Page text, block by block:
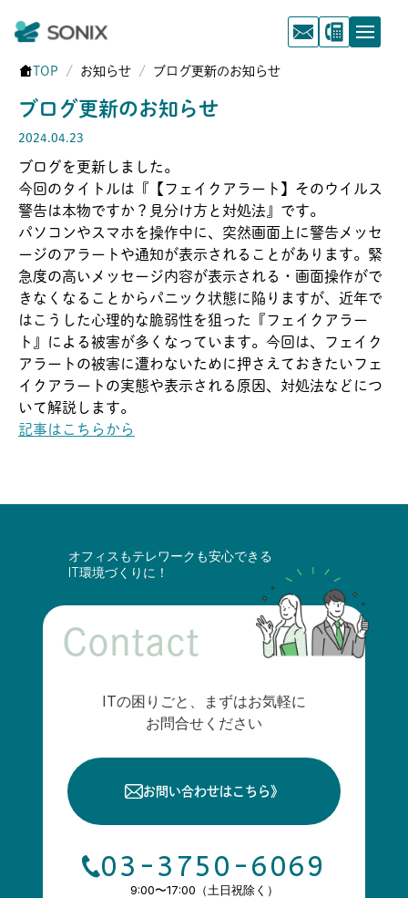
TOP お知らせ ブログ更新のお知らせ
ブログ更新のお知らせ
2024.04.23
ブログを更新しました。
今回のタイトルは『【フェイクアラート】そのウイルス
警告は本物ですか？見分け方と対処法』です。
パソコンやスマホを操作中に、突然画面上に警告メッセ
ージのアラートや通知が表示されることがあります。緊
急度の高いメッセージ内容が表示される・画面操作がで
きなくなることからパニック状態に陥りますが、近年で
はこうした心理的な脆弱性を狙った『フェイクアラー
ト』による被害が多くなっています。今回は、フェイク
アラートの被害に遭わないために押さえておきたいフェ
イクアラートの実態や表示される原因、対処法などにつ
いて解説します。
記事はこちらから
オフィスもテレワークも安心できる
IT環境づくりに！
Contact
ITの困りごと、まずはお気軽に
お問合せください
お問い合わせはこちら 》
03-3750-6069
9:00〜17:00（土日祝除く）